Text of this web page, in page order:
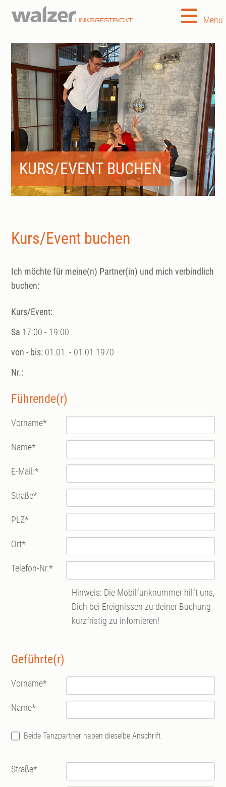
Menu
KURS/EVENT BUCHEN
Kurs/Event buchen
Ich möchte für meine(n) Partner(in) und mich verbindlich
buchen:
Kurs/Event:
Sa 17:00 - 19:00
von - bis: 01.01. - 01.01.1970
Nr.:
Führende(r)
Vorname*
Name*
E-Mail:*
Straße*
PLZ*
Ort*
Telefon-Nr.*
Hinweis: Die Mobilfunknummer hilft uns,
Dich bei Ereignissen zu deiner Buchung
kurzfristig zu infomieren!
Geführte(r)
Vorname*
Name*
Beide Tanzpartner haben dieselbe Anschrift
Straße*